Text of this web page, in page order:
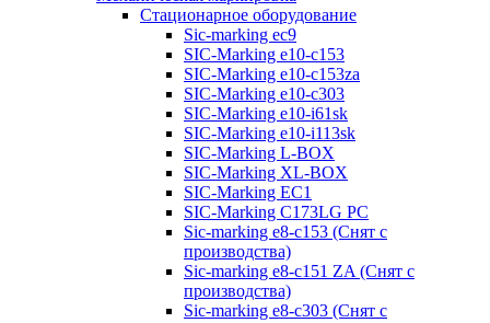
Стационарное оборудование
Sic-marking ec9
SIC-Marking e10-c153
SIC-Marking e10-c153za
SIC-Marking e10-c303
SIC-Marking e10-i61sk
SIC-Marking e10-i113sk
SIC-Marking L-BOX
SIC-Marking XL-BOX
SIC-Marking EC1
SIC-Marking C173LG PC
Sic-marking e8-c153 (Снят с
производства)
Sic-marking e8-c151 ZA (Снят с
производства)
Sic-marking e8-c303 (Снят с